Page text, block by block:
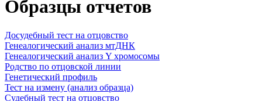
Образцы отчетов
Досудебный тест на отцовство
Генеалогический анализ мтДНК
Генеалогический анализ Y хромосомы
Родство по отцовской линии
Генетический профиль
Тест на измену (анализ образца)
Судебный тест на отцовство